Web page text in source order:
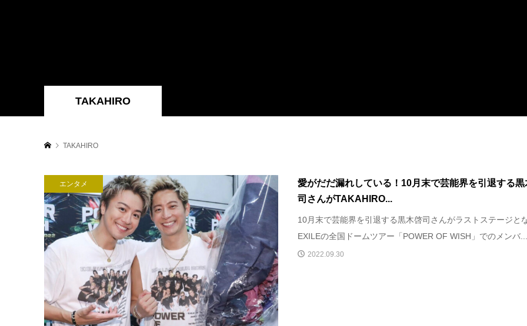
TAKAHIRO
TAKAHIRO
エンタメ
愛がだだ漏れしている！10月末で芸能界を引退する黒
司さんがTAKAHIRO...
10月末で芸能界を引退する黒木啓司さんがラストステージと
EXILEの全国ドームツアー「POWER OF WISH」でのメンバ
2022.09.30